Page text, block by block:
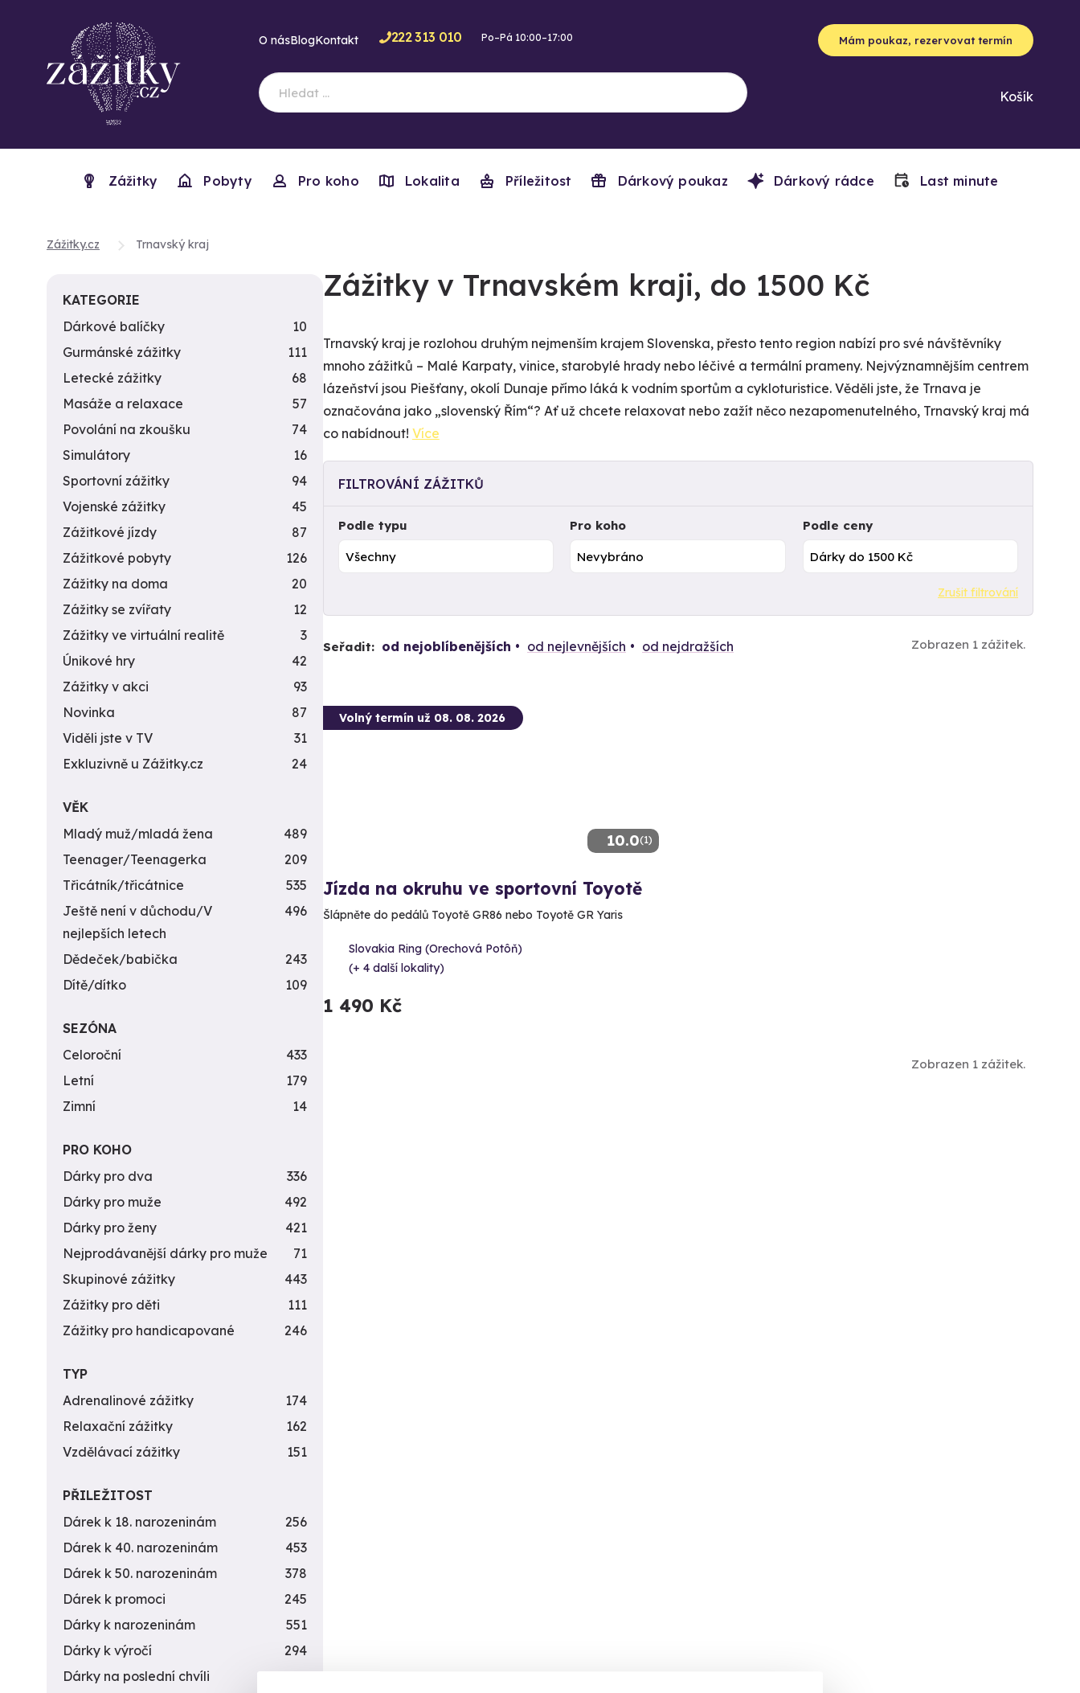
O násBlogKontakt 222 313 010 Po–Pá 10:00–17:00 Mám poukaz, rezervovat termín
Košík
Zážitky Pobyty Pro koho Lokalita Příležitost Dárkový poukaz Dárkový rádce Last minute
Zážitky.cz Trnavský kraj
Zážitky v Trnavském kraji, do 1500 Kč
Trnavský kraj je rozlohou druhým nejmenším krajem Slovenska, přesto tento region nabízí pro své návštěvníky
mnoho zážitků – Malé Karpaty, vinice, starobylé hrady nebo léčivé a termální prameny. Nejvýznamnějším centrem
lázeňství jsou Piešťany, okolí Dunaje přímo láká k vodním sportům a cykloturistice. Věděli jste, že Trnava je
označována jako „slovenský Řím“? Ať už chcete relaxovat nebo zažít něco nezapomenutelného, Trnavský kraj má
co nabídnout! Více
FILTROVÁNÍ ZÁŽITKŮ
Podle typu Pro koho Podle ceny
Zrušit filtrování
Seřadit: od nejoblíbenějších od nejlevnějších od nejdražších Zobrazen 1 zážitek.
10.0(1)
Volný termín už 08. 08. 2026
Jízda na okruhu ve sportovní Toyotě
Šlápněte do pedálů Toyotě GR86 nebo Toyotě GR Yaris
Slovakia Ring (Orechová Potôň)
(+ 4 další lokality)
1 490 Kč
Zobrazen 1 zážitek.
KATEGORIE
Dárkové balíčky
10
Gurmánské zážitky
111
Letecké zážitky
68
Masáže a relaxace
57
Povolání na zkoušku
74
Simulátory
16
Sportovní zážitky
94
Vojenské zážitky
45
Zážitkové jízdy
87
Zážitkové pobyty
126
Zážitky na doma
20
Zážitky se zvířaty
12
Zážitky ve virtuální realitě
3
Únikové hry
42
Zážitky v akci
93
Novinka
87
Viděli jste v TV
31
Exkluzivně u Zážitky.cz
24
VĚK
Mladý muž/mladá žena
489
Teenager/Teenagerka
209
Třicátník/třicátnice
535
Ještě není v důchodu/V
nejlepších letech
496
Dědeček/babička
243
Dítě/dítko
109
SEZÓNA
Celoroční
433
Letní
179
Zimní
14
PRO KOHO
Dárky pro dva
336
Dárky pro muže
492
Dárky pro ženy
421
Nejprodávanější dárky pro muže
71
Skupinové zážitky
443
Zážitky pro děti
111
Zážitky pro handicapované
246
TYP
Adrenalinové zážitky
174
Relaxační zážitky
162
Vzdělávací zážitky
151
PŘILEŽITOST
Dárek k 18. narozeninám
256
Dárek k 40. narozeninám
453
Dárek k 50. narozeninám
378
Dárek k promoci
245
Dárky k narozeninám
551
Dárky k výročí
294
Dárky na poslední chvíli
450